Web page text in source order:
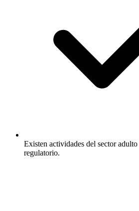
Existen actividades del sector
regulatorio.